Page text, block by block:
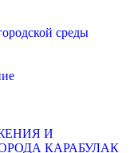
среды
И
КАРАБУЛАК